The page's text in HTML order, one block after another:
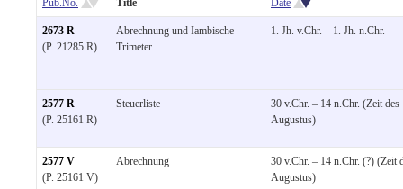
2673 R
(P. 21285 R)
Abrechnung und Iambische
Trimeter
1. Jh. v.Chr. – 1. Jh. n.Chr.
2577 R
(P. 25161 R)
Steuerliste
30 v.Chr. – 14 n.Chr. (Zeit des
Augustus)
2577 V
(P. 25161 V)
Abrechnung
30 v.Chr. – 14 n.Chr. (?) (Zeit
Augustus)